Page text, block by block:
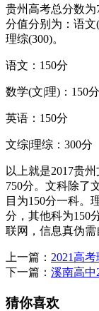
贵州高考总分数
分值分别为：语文
理综(300)。
语文：150分
数学(文|理)：150分
英语：150分
文综|理综：300分
以上就是2017贵
750分。文科除了
目为150分一科。
分，其他科为150
联网，信息真伪需
上一篇： 2021高
下一篇： 溪南高中
猜你喜欢